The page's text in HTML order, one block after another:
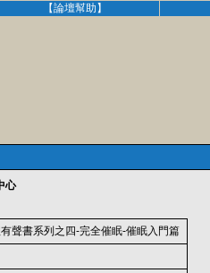
【論壇幫助】
心
聲書系列之四-完全催眠-催眠入門篇